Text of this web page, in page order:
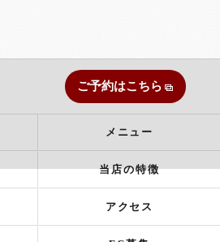
ご予約はこちら
メニュー
当店の特徴
アクセス